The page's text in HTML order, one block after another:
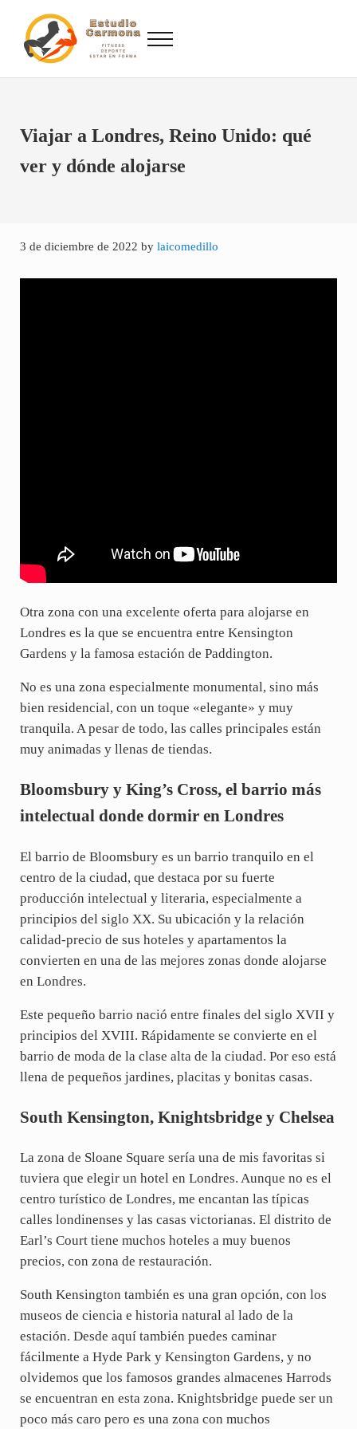
Fitness, Deporte, Estar en Forma
Menu
Viajar a Londres, Reino Unido: qué
ver y dónde alojarse
3 de diciembre de 2022 by laicomedillo
Otra zona con una excelente oferta para alojarse en
Londres es la que se encuentra entre Kensington
Gardens y la famosa estación de Paddington.
No es una zona especialmente monumental, sino más
bien residencial, con un toque «elegante» y muy
tranquila. A pesar de todo, las calles principales están
muy animadas y llenas de tiendas.
Bloomsbury y King’s Cross, el barrio más
intelectual donde dormir en Londres
El barrio de Bloomsbury es un barrio tranquilo en el
centro de la ciudad, que destaca por su fuerte
producción intelectual y literaria, especialmente a
principios del siglo XX. Su ubicación y la relación
calidad-precio de sus hoteles y apartamentos la
convierten en una de las mejores zonas donde alojarse
en Londres.
Este pequeño barrio nació entre finales del siglo XVII y
principios del XVIII. Rápidamente se convierte en el
barrio de moda de la clase alta de la ciudad. Por eso está
llena de pequeños jardines, placitas y bonitas casas.
South Kensington, Knightsbridge y Chelsea
La zona de Sloane Square sería una de mis favoritas si
tuviera que elegir un hotel en Londres. Aunque no es el
centro turístico de Londres, me encantan las típicas
calles londinenses y las casas victorianas. El distrito de
Earl’s Court tiene muchos hoteles a muy buenos
precios, con zona de restauración.
South Kensington también es una gran opción, con los
museos de ciencia e historia natural al lado de la
estación. Desde aquí también puedes caminar
fácilmente a Hyde Park y Kensington Gardens, y no
olvidemos que los famosos grandes almacenes Harrods
se encuentran en esta zona. Knightsbridge puede ser un
poco más caro pero es una zona con muchos